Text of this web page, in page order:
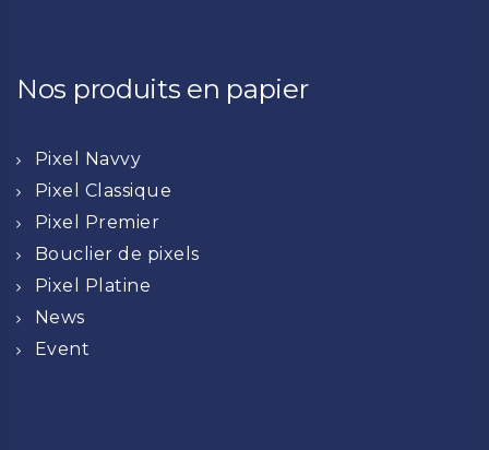
Nos produits en papier
Pixel Navvy
Pixel Classique
Pixel Premier
Bouclier de pixels
Pixel Platine
News
Event